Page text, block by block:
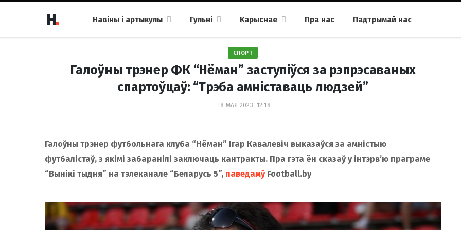
Навіны і артыкулы Гульні Карыснае Пра нас Падтрымай нас
СПОРТ
Галоўны трэнер ФК “Нёман” заступіўся за рэпрэсаваных
спартоўцаў: “Трэба амніставаць людзей”
8 МАЯ 2023, 12:18
Галоўны трэнер футбольнага клуба “Нёман” Ігар Кавалевіч выказаўся за амністыю
футбалістаў, з якімі забаранілі заключаць кантракты. Пра гэта ён сказаў у інтэрв’ю праграме
“Вынікі тыдня” на тэлеканале “Беларусь 5”, паведамўFootball.by